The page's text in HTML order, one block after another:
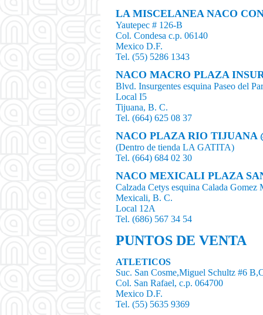
LA MISCELANEA NACO
Yautepec # 126-B
Col. Condesa c.p. 06140
Mexico D.F.
Tel. (55) 5286 1343
NACO MACRO PLAZA
Blvd. Insurgentes esquina Paseo del
Local I5
Tijuana, B. C.
Tel. (664) 625 08 37
NACO PLAZA RIO TIJUANA
(Dentro de tienda LA GATITA)
Tel. (664) 684 02 30
NACO MEXICALI PLAZA
Calzada Cetys esquina Calada Gomez
Mexicali, B. C.
Local 12A
Tel. (686) 567 34 54
PUNTOS DE VENTA
ATLETICOS
Suc. San Cosme,Miguel Schultz #6
Col. San Rafael, c.p. 064700
Mexico D.F.
Tel. (55) 5635 9369